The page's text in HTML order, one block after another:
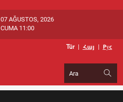
07 AĞUSTOS, 2026
CUMA 11:00
Tür Հայ Pуc